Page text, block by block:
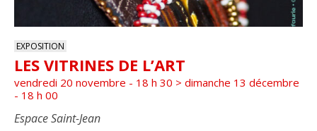
EXPOSITION
LES VITRINES DE L’ART
vendredi 20 novembre - 18 h 30 > dimanche 13 décembre
- 18 h 00
Espace Saint-Jean